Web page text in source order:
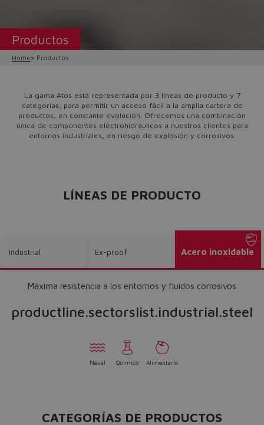
Productos
Home Productos
La gama Atos está representada por 3 líneas de producto y 7
categorías, para permitir un acceso fácil a la amplia cartera de
productos, en constante evolución. Ofrecemos una combinación
única de componentes electrohidráulicos a nuestros clientes para
entornos industriales, en riesgo de explosión y corrosivos.
LÍNEAS DE PRODUCTO
Industrial Ex-proof Acero inoxidable
Máxima resistencia a los entornos y fluidos corrosivos
productline.sectorslist.industrial.steel
Naval Químico Alimentario
CATEGORÍAS DE PRODUCTOS